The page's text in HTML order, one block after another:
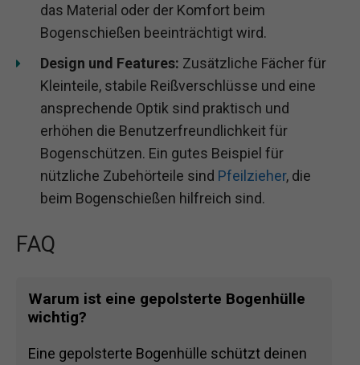
das Material oder der Komfort beim
Bogenschießen beeinträchtigt wird.
Design und Features: Zusätzliche Fächer für
Kleinteile, stabile Reißverschlüsse und eine
ansprechende Optik sind praktisch und
erhöhen die Benutzerfreundlichkeit für
Bogenschützen. Ein gutes Beispiel für
nützliche Zubehörteile sind Pfeilzieher, die
beim Bogenschießen hilfreich sind.
FAQ
Warum ist eine gepolsterte Bogenhülle
wichtig?
Eine gepolsterte Bogenhülle schützt deinen